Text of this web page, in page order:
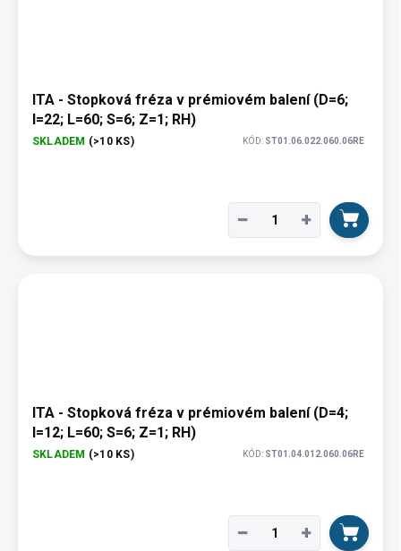
ITA - Stopková fréza v prémiovém balení (D=6;
I=22; L=60; S=6; Z=1; RH)
SKLADEM (>10 KS) KÓD: ST01.06.022.060.06RE
+
−
ITA - Stopková fréza v prémiovém balení (D=4;
I=12; L=60; S=6; Z=1; RH)
SKLADEM (>10 KS) KÓD: ST01.04.012.060.06RE
+
−